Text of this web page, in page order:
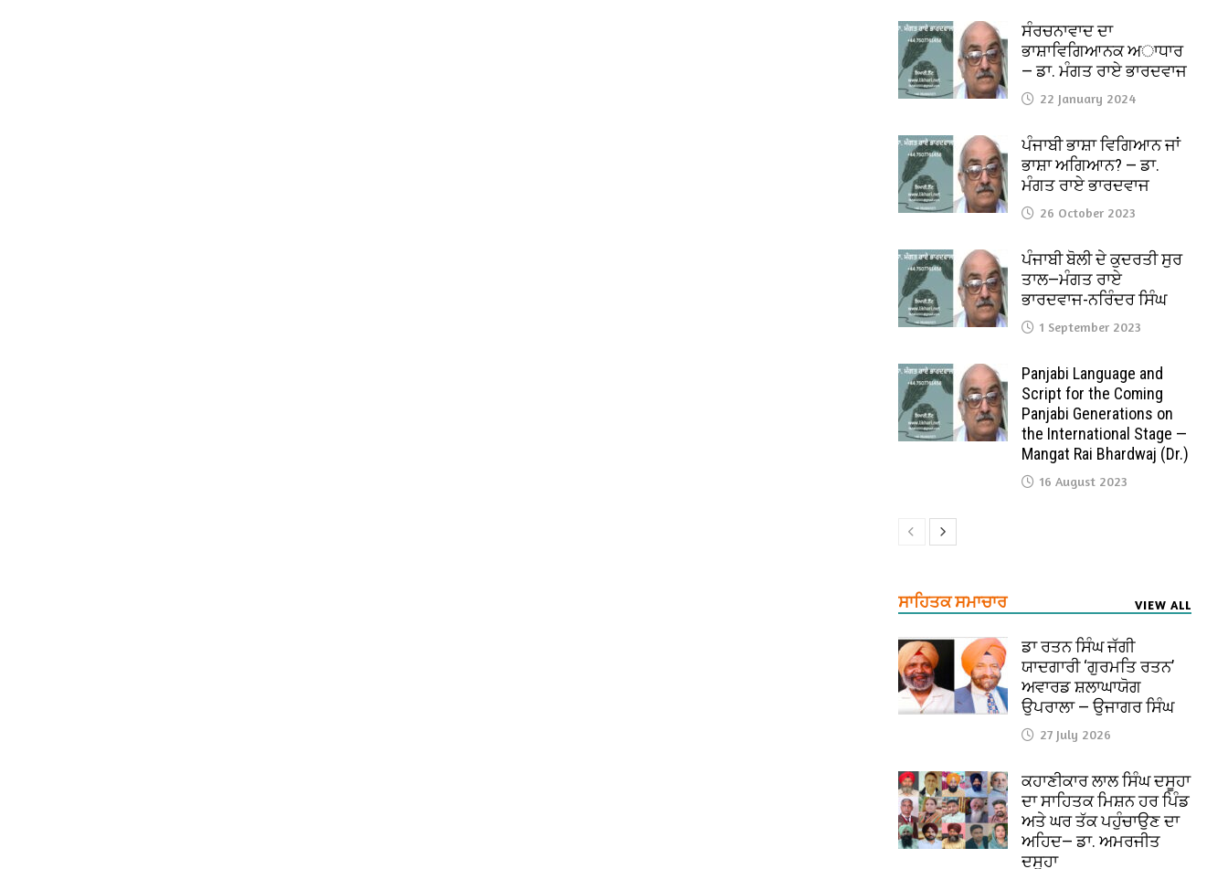
ਸੰਰਚਨਾਵਾਦ ਦਾ
ਭਾਸ਼ਾਵਿਗਿਆਨਕ ਅਾਧਾਰ
— ਡਾ. ਮੰਗਤ ਰਾਏ ਭਾਰਦਵਾਜ
22 January 2024
ਪੰਜਾਬੀ ਭਾਸ਼ਾ ਵਿਗਿਆਨ ਜਾਂ
ਭਾਸ਼ਾ ਅਗਿਆਨ? — ਡਾ.
ਮੰਗਤ ਰਾਏ ਭਾਰਦਵਾਜ
26 October 2023
ਪੰਜਾਬੀ ਬੋਲੀ ਦੇ ਕੁਦਰਤੀ ਸੁਰ
ਤਾਲ—ਮੰਗਤ ਰਾਏ
ਭਾਰਦਵਾਜ-ਨਰਿੰਦਰ ਸਿੰਘ
1 September 2023
Panjabi Language and
Script for the Coming
Panjabi Generations on
the International Stage —
Mangat Rai Bhardwaj (Dr.)
16 August 2023
ਸਾਹਿਤਕ ਸਮਾਚਾਰ VIEW ALL
ਡਾ ਰਤਨ ਸਿੰਘ ਜੱਗੀ
ਯਾਦਗਾਰੀ ‘ਗੁਰਮਤਿ ਰਤਨ’
ਅਵਾਰਡ ਸ਼ਲਾਘਾਯੋਗ
ਉਪਰਾਲਾ — ਉਜਾਗਰ ਸਿੰਘ
27 July 2026
ਕਹਾਣੀਕਾਰ ਲਾਲ ਸਿੰਘ ਦਸੂਹਾ
ਦਾ ਸਾਹਿਤਕ ਮਿਸ਼ਨ ਹਰ ਪਿੰਡ
ਅਤੇ ਘਰ ਤੱਕ ਪਹੁੰਚਾਉਣ ਦਾ
ਅਹਿਦ— ਡਾ. ਅਮਰਜੀਤ
ਦਸੂਹਾ